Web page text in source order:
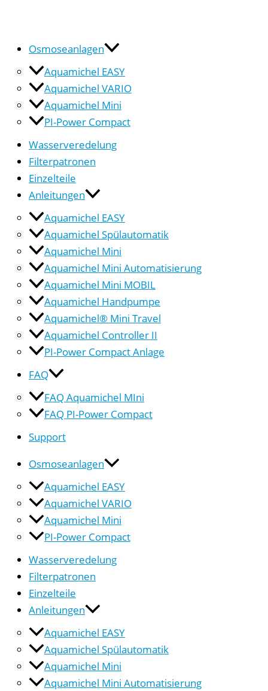
Osmoseanlagen
Aquamichel EASY
Aquamichel VARIO
Aquamichel Mini
PI-Power Compact
Wasserveredelung
Filterpatronen
Einzelteile
Anleitungen
Aquamichel EASY
Aquamichel Spülautomatik
Aquamichel Mini
Aquamichel Mini Automatisierung
Aquamichel Mini MOBIL
Aquamichel Handpumpe
Aquamichel® Mini Travel
Aquamichel Controller II
PI-Power Compact Anlage
FAQ
FAQ Aquamichel MIni
FAQ PI-Power Compact
Support
Osmoseanlagen
Aquamichel EASY
Aquamichel VARIO
Aquamichel Mini
PI-Power Compact
Wasserveredelung
Filterpatronen
Einzelteile
Anleitungen
Aquamichel EASY
Aquamichel Spülautomatik
Aquamichel Mini
Aquamichel Mini Automatisierung